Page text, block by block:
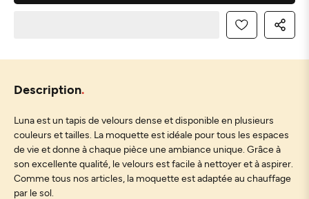
Description
Luna est un tapis de velours dense et disponible en plusieurs
couleurs et tailles. La moquette est idéale pour tous les espaces
de vie et donne à chaque pièce une ambiance unique. Grâce à
son excellente qualité, le velours est facile à nettoyer et à aspirer.
Comme tous nos articles, la moquette est adaptée au chauffage
par le sol.